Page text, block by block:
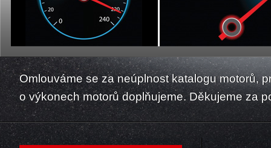
Omlouváme se za neúplnost katalogu motorů,
o výkonech motorů doplňujeme. Děkujeme za